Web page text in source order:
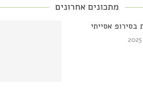
מתכונים אחרונים
בסירופ אסייתי